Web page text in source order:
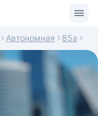
Автономная 85а